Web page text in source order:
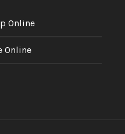
Online
Online